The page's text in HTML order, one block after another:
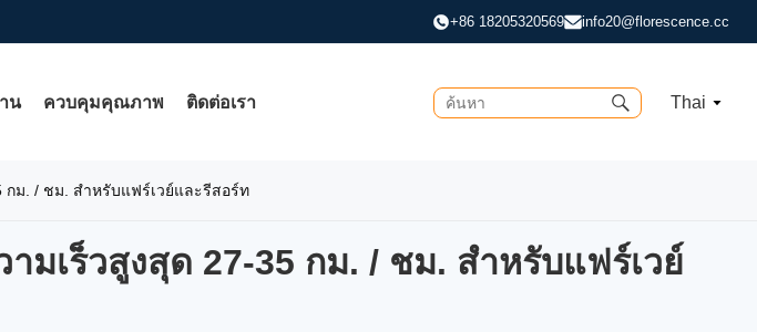
+86 18205320569 info20@florescence.cc
น ควบคุมคุณภาพ ติดต่อเรา Thai
กม. / ชม. สำหรับแฟร์เวย์และรีสอร์ท
มเร็วสูงสุด 27-35 กม. / ชม. สำหรับแฟร์เวย์
มเร็วสูงสุด 27-35 กม. / ชม. สำหรับแฟร์เวย์แล